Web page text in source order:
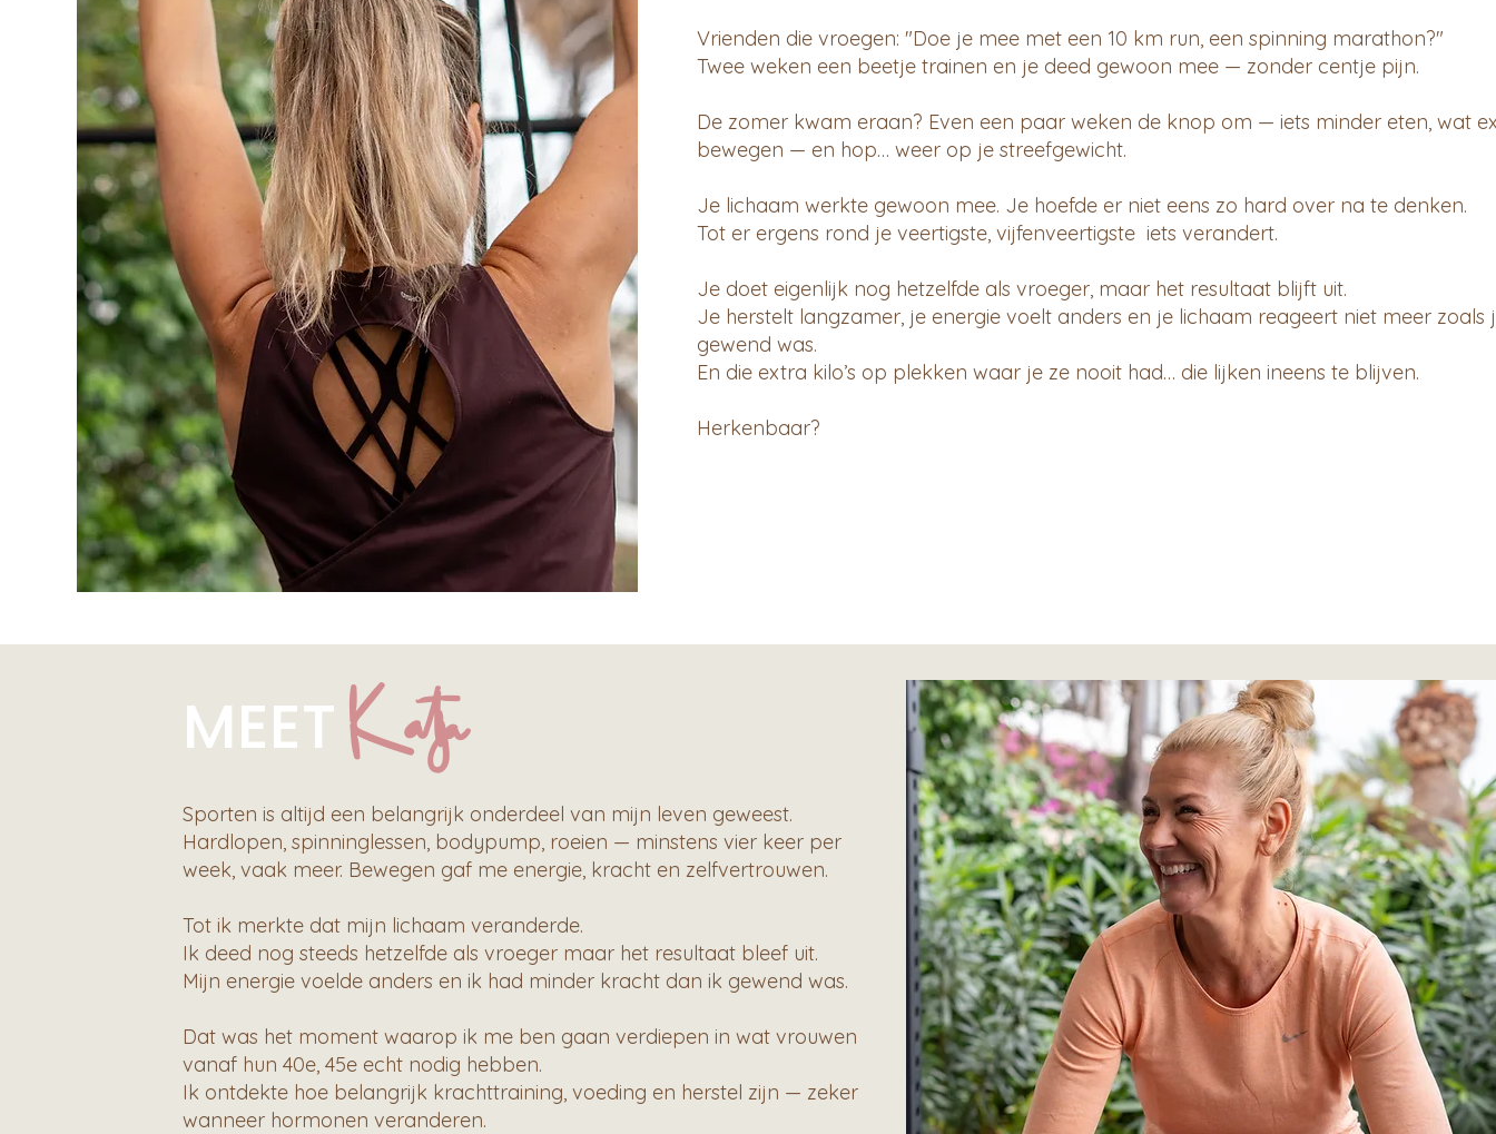
Vrienden die vroegen: "Doe je mee met een 10 km run, een spinning marathon?"
Twee weken een beetje trainen en je deed gewoon mee — zonder centje pijn.
De zomer kwam eraan? Even een paar weken de knop om — iets minder eten, wat
bewegen — en hop… weer op je streefgewicht.
Je lichaam werkte gewoon mee. Je hoefde er niet eens zo hard over na te denken.
Tot er ergens rond je veertigste, vijfenveertigste iets verandert.
Je doet eigenlijk nog hetzelfde als vroeger, maar het resultaat blijft uit.
Je herstelt langzamer, je energie voelt anders en je lichaam reageert niet meer zoals
gewend was.
En die extra kilo’s op plekken waar je ze nooit had… die lijken ineens te blijven.
Herkenbaar?
MEET
Sporten is altijd een belangrijk onderdeel van mijn leven geweest.
Hardlopen, spinninglessen, bodypump, roeien — minstens vier keer per
week, vaak meer. Bewegen gaf me energie, kracht en zelfvertrouwen.
Tot ik merkte dat mijn lichaam veranderde.
Ik deed nog steeds hetzelfde als vroeger maar het resultaat bleef uit.
Mijn energie voelde anders en ik had minder kracht dan ik gewend was.
Dat was het moment waarop ik me ben gaan verdiepen in wat vrouwen
vanaf hun 40e, 45e echt nodig hebben.
Ik ontdekte hoe belangrijk krachttraining, voeding en herstel zijn — zeker
wanneer hormonen veranderen.
Katja